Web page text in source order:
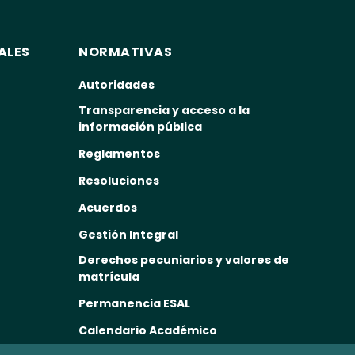
NORMATIVAS
Autoridades
Transparencia y acceso a la
información pública
Reglamentos
Resoluciones
Acuerdos
Gestión Integral
Derechos pecuniarios y valores de
matrícula
Permanencia ESAL
Calendario Académico